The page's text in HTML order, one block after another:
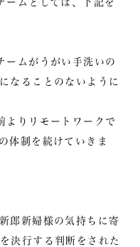
ームがうがい手洗いの
なることのないように
よりリモートワークで
体制を続けていきま
郎新婦様の気持ちに寄
決行する判断をされた